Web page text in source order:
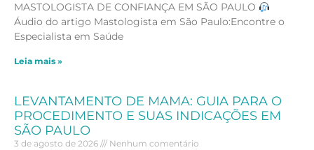
MASTOLOGISTA DE CONFIANÇA EM SÃO PAULO
Áudio do artigo Mastologista em São Paulo:Encontre o
Especialista em Saúde
Leia mais »
LEVANTAMENTO DE MAMA: GUIA PARA O
PROCEDIMENTO E SUAS INDICAÇÕES EM
SÃO PAULO
3 de agosto de 2026 Nenhum comentário